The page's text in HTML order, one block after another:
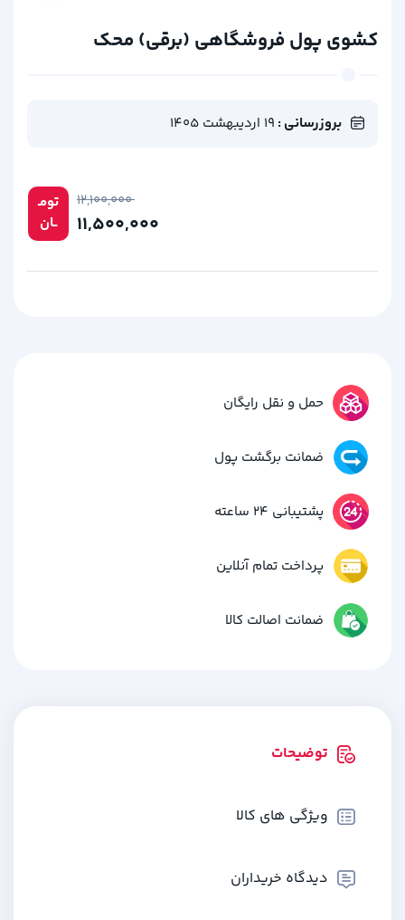
کشوی پول فروشگاهی (برقی) محک
بروزرسانی : 19 اردیبهشت 1405
تومـ
ــان
۱۲,۱۰۰,۰۰۰
حمل و نقل رایگان
ضمانت برگشت پول
پشتیبانی 24 ساعته
پرداخت تمام آنلاین
ضمانت اصالت کالا
توضیحات
ویژگی های کالا
دیدگاه خریداران